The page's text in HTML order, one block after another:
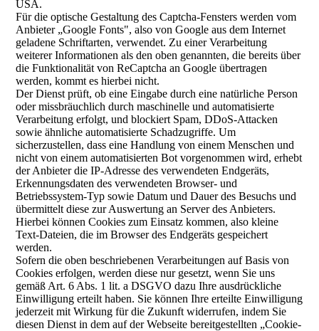
USA.
Für die optische Gestaltung des Captcha-Fensters werden vom
Anbieter „Google Fonts", also von Google aus dem Internet
geladene Schriftarten, verwendet. Zu einer Verarbeitung
weiterer Informationen als den oben genannten, die bereits über
die Funktionalität von ReCaptcha an Google übertragen
werden, kommt es hierbei nicht.
Der Dienst prüft, ob eine Eingabe durch eine natürliche Person
oder missbräuchlich durch maschinelle und automatisierte
Verarbeitung erfolgt, und blockiert Spam, DDoS-Attacken
sowie ähnliche automatisierte Schadzugriffe. Um
sicherzustellen, dass eine Handlung von einem Menschen und
nicht von einem automatisierten Bot vorgenommen wird, erhebt
der Anbieter die IP-Adresse des verwendeten Endgeräts,
Erkennungsdaten des verwendeten Browser- und
Betriebssystem-Typ sowie Datum und Dauer des Besuchs und
übermittelt diese zur Auswertung an Server des Anbieters.
Hierbei können Cookies zum Einsatz kommen, also kleine
Text-Dateien, die im Browser des Endgeräts gespeichert
werden.
Sofern die oben beschriebenen Verarbeitungen auf Basis von
Cookies erfolgen, werden diese nur gesetzt, wenn Sie uns
gemäß Art. 6 Abs. 1 lit. a DSGVO dazu Ihre ausdrückliche
Einwilligung erteilt haben. Sie können Ihre erteilte Einwilligung
jederzeit mit Wirkung für die Zukunft widerrufen, indem Sie
diesen Dienst in dem auf der Webseite bereitgestellten „Cookie-